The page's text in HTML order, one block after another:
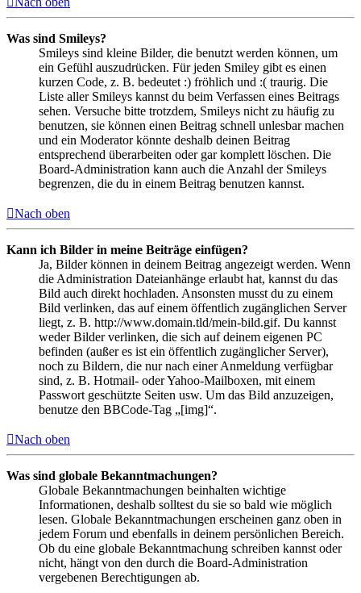
Was sind Smileys?
Smileys sind kleine Bilder, die benutzt werden können, um
ein Gefühl auszudrücken. Für jeden Smiley gibt es einen
kurzen Code, z. B. bedeutet :) fröhlich und :( traurig. Die
Liste aller Smileys kannst du beim Verfassen eines Beitrags
sehen. Versuche bitte trotzdem, Smileys nicht zu häufig zu
benutzen, sie können einen Beitrag schnell unlesbar machen
und ein Moderator könnte deshalb deinen Beitrag
entsprechend überarbeiten oder gar komplett löschen. Die
Board-Administration kann auch die Anzahl der Smileys
begrenzen, die du in einem Beitrag benutzen kannst.
Nach oben
Kann ich Bilder in meine Beiträge einfügen?
Ja, Bilder können in deinem Beitrag angezeigt werden. Wenn
die Administration Dateianhänge erlaubt hat, kannst du das
Bild auch direkt hochladen. Ansonsten musst du zu einem
Bild verlinken, das auf einem öffentlich zugänglichen Server
liegt, z. B. http://www.domain.tld/mein-bild.gif. Du kannst
weder Bilder verlinken, die sich auf deinem eigenen PC
befinden (außer es ist ein öffentlich zugänglicher Server),
noch zu Bildern, die nur nach einer Anmeldung verfügbar
sind, z. B. Hotmail- oder Yahoo-Mailboxen, mit einem
Passwort geschützte Seiten usw. Um das Bild anzuzeigen,
benutze den BBCode-Tag „[img]“.
Nach oben
Was sind globale Bekanntmachungen?
Globale Bekanntmachungen beinhalten wichtige
Informationen, deshalb solltest du sie so bald wie möglich
lesen. Globale Bekanntmachungen erscheinen ganz oben in
jedem Forum und ebenfalls in deinem persönlichen Bereich.
Ob du eine globale Bekanntmachung schreiben kannst oder
nicht, hängt von den durch die Board-Administration
vergebenen Berechtigungen ab.